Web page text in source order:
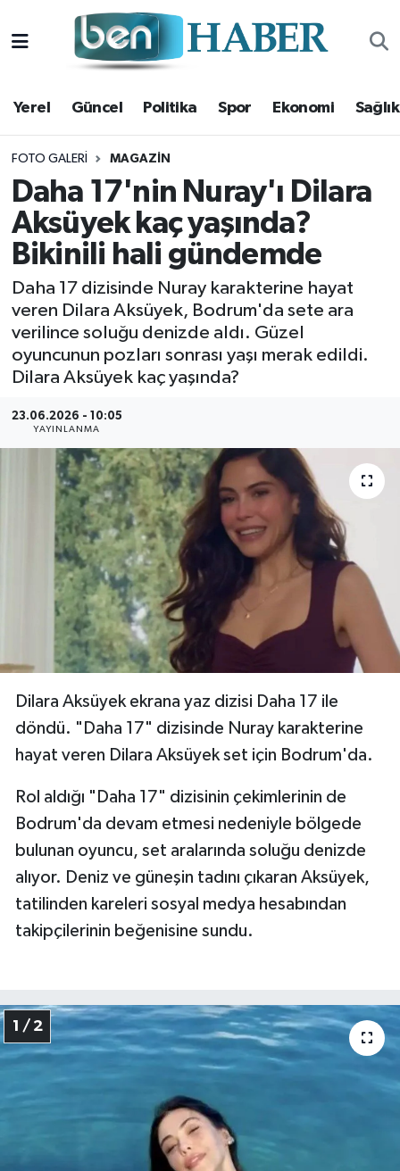
Yerel Güncel Politika Spor Ekonomi Sağlık
FOTO GALERI MAGAZIN
Daha 17'nin Nuray'ı Dilara
Aksüyek kaç yaşında?
Bikinili hali gündemde
Daha 17 dizisinde Nuray karakterine hayat
veren Dilara Aksüyek, Bodrum'da sete ara
verilince soluğu denizde aldı. Güzel
oyuncunun pozları sonrası yaşı merak edildi.
Dilara Aksüyek kaç yaşında?
23.06.2026 - 10:05
YAYINLANMA
Dilara Aksüyek ekrana yaz dizisi Daha 17 ile
döndü. "Daha 17" dizisinde Nuray karakterine
hayat veren Dilara Aksüyek set için Bodrum'da.
Rol aldığı "Daha 17" dizisinin çekimlerinin de
Bodrum'da devam etmesi nedeniyle bölgede
bulunan oyuncu, set aralarında soluğu denizde
alıyor. Deniz ve güneşin tadını çıkaran Aksüyek,
tatilinden kareleri sosyal medya hesabından
takipçilerinin beğenisine sundu.
1 / 2
Yerel
Güncel
Politika
Spor
Ekonomi
Sağlık
Magazin
Kültür Sanat
Resmi Reklam
Röportajlar
Hava Durumu
Trafik Durumu
Süper Lig Puan Durumu ve Fikstür
Tüm Manşetler
Son Dakika Haberleri
Haber Arşivi